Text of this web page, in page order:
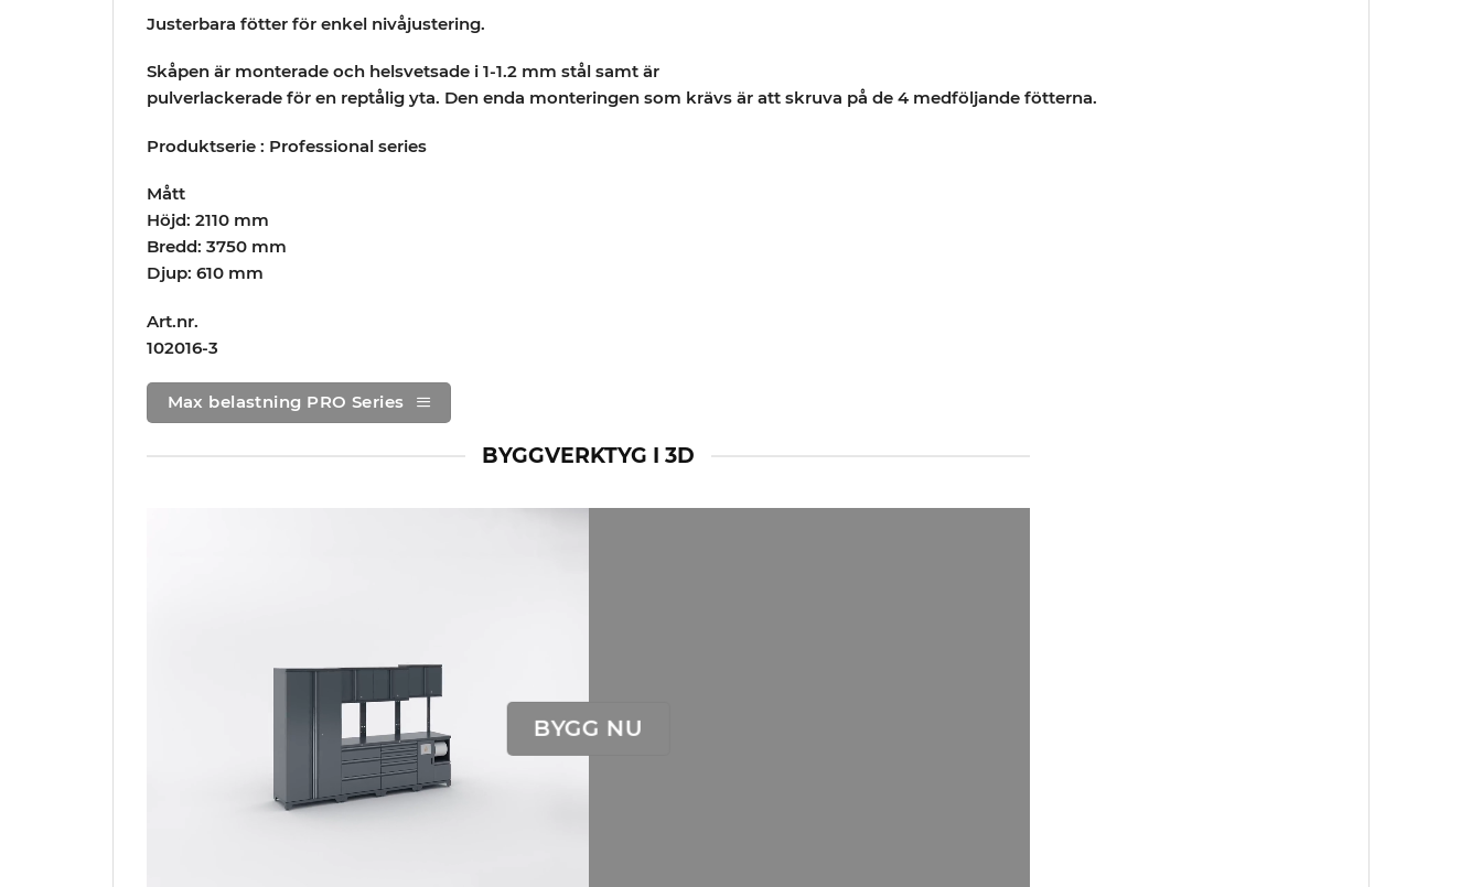
Justerbara fötter för enkel nivåjustering.
Skåpen är monterade och helsvetsade i 1-1.2 mm stål samt är
pulverlackerade för en reptålig yta. Den enda monteringen som krävs är att skruva på de 4 medföljande fötterna.
Produktserie : Professional series
Mått
Höjd: 2110 mm
Bredd: 3750 mm
Djup: 610 mm
Art.nr.
102016-3
Max belastning PRO Series
BYGGVERKTYG I 3D
BYGG NU